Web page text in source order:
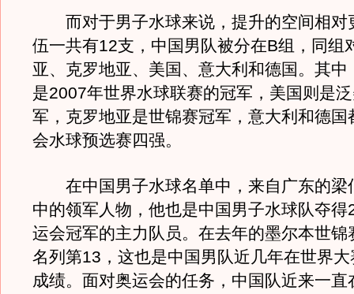
而对于男子水球来说，提升的空间相对
伍一共有12支，中国男队被分在B组，同组
亚、克罗地亚、美国、意大利和德国。其中
是2007年世界水球联赛的冠军，美国则是
军，克罗地亚是世锦赛冠军，意大利和德国
会水球预选赛四强。
在中国男子水球名单中，来自广东的梁
中的领军人物，他也是中国男子水球队夺
运会冠军的主力队员。在去年的墨尔本世锦
名列第13，这也是中国男队近几年在世界
成绩。面对奥运会的任务，中国队近来一直